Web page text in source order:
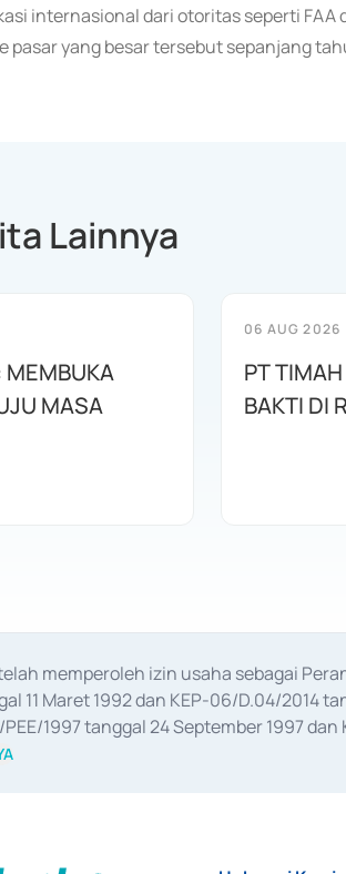
internasional dari otoritas seperti FAA
pasar yang besar tersebut sepanjang
Lainnya
MASA
06 AUG 2026
PT
BAKTI DI
memperoleh izin usaha sebagai
11 Maret 1992 dan KEP-06/D.04/2014
1997 tanggal 24 September 1997
dan